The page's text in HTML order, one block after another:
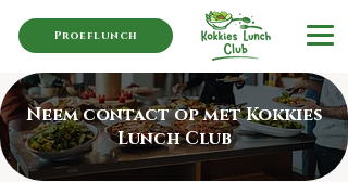
Proeflunch
Neem contact op met Kokkies
Lunch Club